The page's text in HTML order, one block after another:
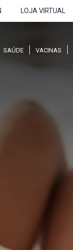
LOJA VIRTUAL
SAÚDE VACINAS